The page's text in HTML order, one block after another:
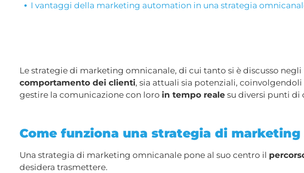
I vantaggi della marketing automation in una strategia
Le strategie di marketing omnicanale, di cui tanto si è discusso
comportamento dei clienti, sia attuali sia potenziali,
gestire la comunicazione con loro in tempo reale su diversi punti di
Come funziona una strategia di
Una strategia di marketing omnicanale pone al suo centro il
desidera trasmettere.